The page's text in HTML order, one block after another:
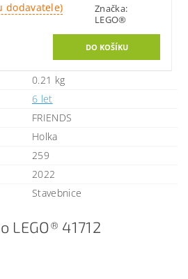
dodavatele)
Značka:
LEGO®
0.21 kg
6 let
FRIENDS
Holka
259
2022
Stavebnice
LEGO® 41712